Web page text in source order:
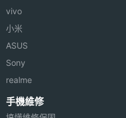
◎ 內建 USB / HDMI 傳
◎ 內建 512MB RAM /
◎ 可透過 microSD 記憶
體容量
相機規格
感光元
vivo
小米
ASUS
Sony
realme
手機維修